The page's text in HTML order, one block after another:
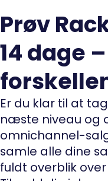
Prøv
14 dage
Er du klar til at
næste niveau og
omnichannel-
samle alle dine
fuldt overblik